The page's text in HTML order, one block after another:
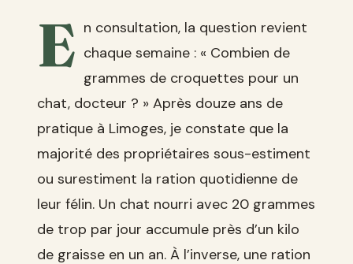
E n consultation, la question revient
chaque semaine : « Combien de
grammes de croquettes pour un
chat, docteur ? » Après douze ans de
pratique à Limoges, je constate que la
majorité des propriétaires sous-estiment
ou surestiment la ration quotidienne de
leur félin. Un chat nourri avec 20 grammes
de trop par jour accumule près d’un kilo
de graisse en un an. À l’inverse, une ration